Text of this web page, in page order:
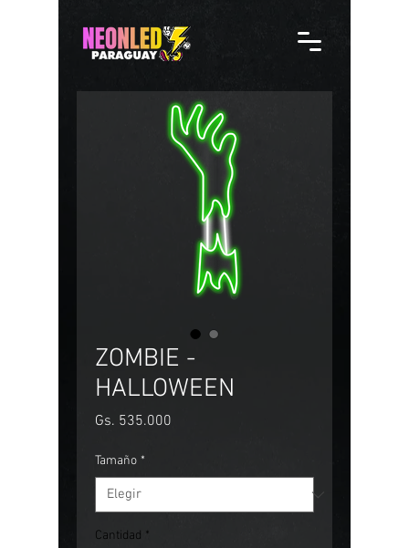
ZOMBIE -
HALLOWEEN
Gs. 535.000
Tamaño *
Cantidad *